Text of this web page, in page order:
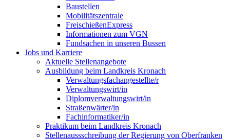
Baustellen
Mobilitätszentrale
FreischießenExpress
Informationen zum VGN
Fundsachen in unseren Bussen
Jobs und Karriere
Aktuelle Stellenangebote
Ausbildung beim Landkreis Kronach
Verwaltungsfachangestellte/r
Verwaltungswirt/in
Diplomverwaltungswirt/in
Straßenwärter/in
Fachinformatiker/in
Praktikum beim Landkreis Kronach
Stellenaussschreibung der Regierung von Oberfranken